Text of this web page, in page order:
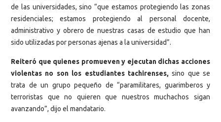
de las universidades, sino “que estamos protegiendo las zonas
residenciales; estamos protegiendo al personal docente,
administrativo y obrero de nuestras casas de estudio que han
sido utilizadas por personas ajenas a la universidad”.
Reiteró que quienes promueven y ejecutan dichas acciones
violentas no son los estudiantes tachirenses, sino que se
trata de un grupo pequeño de “paramilitares, guarimberos y
terroristas que no quieren que nuestros muchachos sigan
avanzando”, dijo el mandatario.